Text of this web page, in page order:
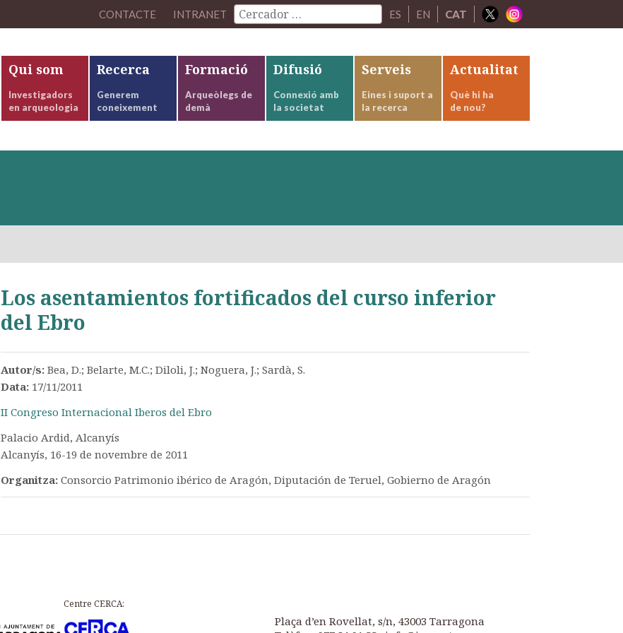
CONTACTE INTRANET ES EN CAT
Qui som
Investigadors
en arqueologia
Recerca
Generem
coneixement
Formació
Arqueòlegs de
demà
Difusió
Connexió amb
la societat
Serveis
Eines i suport a
la recerca
Actualitat
Què hi ha
de nou?
Los asentamientos fortificados del curso inferior
del Ebro
Autor/s: Bea, D.; Belarte, M.C.; Diloli, J.; Noguera, J.; Sardà, S.
Data: 17/11/2011
II Congreso Internacional Iberos del Ebro
Palacio Ardid, Alcanyís
Alcanyís, 16-19 de novembre de 2011
Organitza: Consorcio Patrimonio ibérico de Aragón, Diputación de Teruel, Gobierno de Aragón
Centre CERCA:
Plaça d’en Rovellat, s/n, 43003 Tarragona